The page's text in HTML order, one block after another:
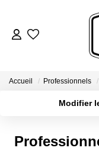
Accueil Professionnels
Modifier
Type de bien